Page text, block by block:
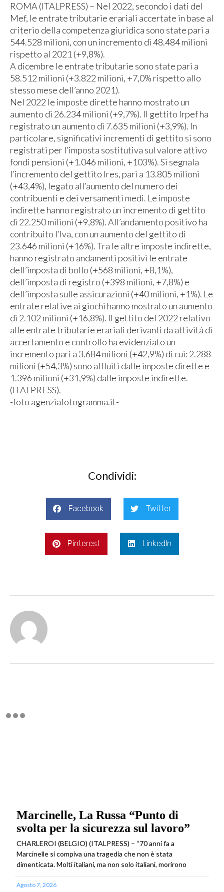
ROMA (ITALPRESS) – Nel 2022, secondo i dati del
Mef, le entrate tributarie erariali accertate in base al
criterio della competenza giuridica sono state pari a
544.528 milioni, con un incremento di 48.484 milioni
rispetto al 2021 (+9,8%).
A dicembre le entrate tributarie sono state pari a
58.512 milioni (+3.822 milioni, +7,0% rispetto allo
stesso mese dell’anno 2021).
Nel 2022 le imposte dirette hanno mostrato un
aumento di 26.234 milioni (+9,7%). Il gettito Irpef ha
registrato un aumento di 7.635 milioni (+3,9%). In
particolare, significativi incrementi di gettito si sono
registrati per l’imposta sostitutiva sul valore attivo
fondi pensioni (+1.046 milioni, +103%). Si segnala
l’incremento del gettito Ires, pari a 13.805 milioni
(+43,4%), legato all’aumento del numero dei
contribuenti e dei versamenti medi. Le imposte
indirette hanno registrato un incremento di gettito
di 22.250 milioni (+9,8%). All’andamento positivo ha
contribuito l’Iva, con un aumento del gettito di
23.646 milioni (+16%). Tra le altre imposte indirette,
hanno registrato andamenti positivi le entrate
dell’imposta di bollo (+568 milioni, +8,1%),
dell’imposta di registro (+398 milioni, +7,8%) e
dell’imposta sulle assicurazioni (+40 milioni, +1%). Le
entrate relative ai giochi hanno mostrato un aumento
di 2.102 milioni (+16,8%). Il gettito del 2022 relativo
alle entrate tributarie erariali derivanti da attività di
accertamento e controllo ha evidenziato un
incremento pari a 3.684 milioni (+42,9%) di cui: 2.288
milioni (+54,3%) sono affluiti dalle imposte dirette e
1.396 milioni (+31,9%) dalle imposte indirette.
(ITALPRESS).
-foto agenziafotogramma.it-
Condividi:
Facebook Twitter
Pinterest LinkedIn
Marcinelle, La Russa “Punto di
svolta per la sicurezza sul lavoro”
CHARLEROI (BELGIO) (ITALPRESS) – “70 anni fa a
Marcinelle si compiva una tragedia che non è stata
dimenticata. Molti italiani, ma non solo italiani, morirono
Agosto 7, 2026